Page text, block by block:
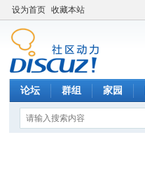
设为首页 收藏本站
论坛 群组 家园